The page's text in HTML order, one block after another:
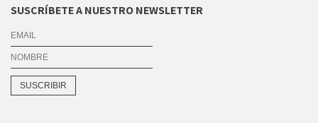
SUSCRÍBETE A NUESTRO NEWSLETTER